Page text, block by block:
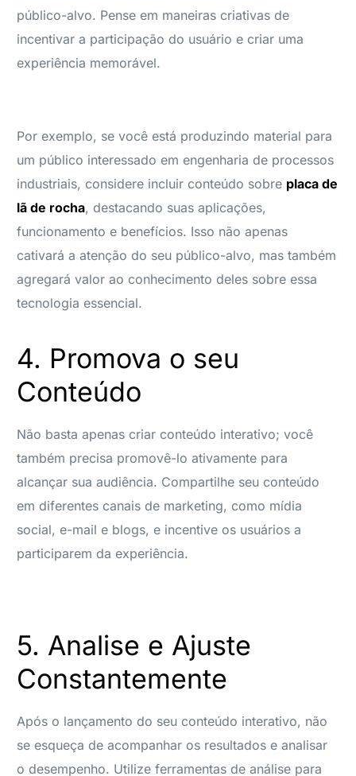
público-alvo. Pense em maneiras criativas de
incentivar a participação do usuário e criar uma
experiência memorável.
Por exemplo, se você está produzindo material para
um público interessado em engenharia de processos
industriais, considere incluir conteúdo sobre placa de
lã de rocha, destacando suas aplicações,
funcionamento e benefícios. Isso não apenas
cativará a atenção do seu público-alvo, mas também
agregará valor ao conhecimento deles sobre essa
tecnologia essencial.
4. Promova o seu
Conteúdo
Não basta apenas criar conteúdo interativo; você
também precisa promovê-lo ativamente para
alcançar sua audiência. Compartilhe seu conteúdo
em diferentes canais de marketing, como mídia
social, e-mail e blogs, e incentive os usuários a
participarem da experiência.
5. Analise e Ajuste
Constantemente
Após o lançamento do seu conteúdo interativo, não
se esqueça de acompanhar os resultados e analisar
o desempenho. Utilize ferramentas de análise para